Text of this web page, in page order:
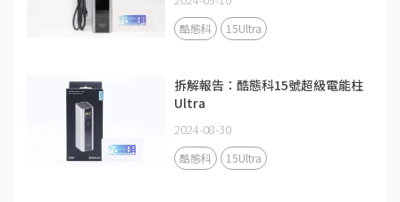
酷態科 15Ultra
拆解報告：酷態科15號超級電能柱
Ultra
2024-08-30
酷態科 15Ultra